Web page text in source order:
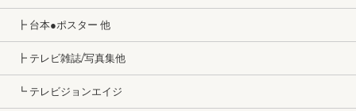
┣ 台本●ポスター 他
┣ テレビ雑誌/写真集他
┗ テレビジョンエイジ